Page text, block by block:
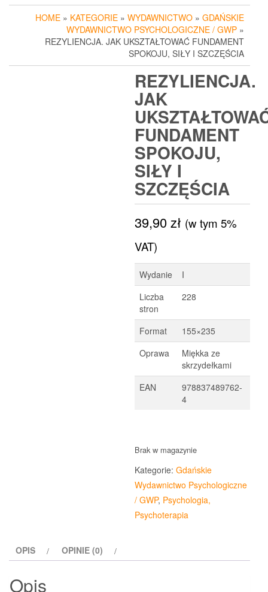
HOME » KATEGORIE » WYDAWNICTWO » GDAŃSKIE
WYDAWNICTWO PSYCHOLOGICZNE / GWP »
REZYLIENCJA. JAK UKSZTAŁTOWAĆ FUNDAMENT
SPOKOJU, SIŁY I SZCZĘŚCIA
REZYLIENCJA.
JAK
FUNDAMENT
SPOKOJU,
SIŁY I
SZCZĘŚCIA
39,90zł (w tym 5%
VAT)
Wydanie
I
Liczba
stron
228
Format
155×235
Oprawa
Miękka ze
skrzydełkami
EAN
978837489762-
4
Brak w magazynie
Kategorie: Gdańskie
Wydawnictwo Psychologiczne
/ GWP, Psychologia,
Psychoterapia
OPIS OPINIE (0)
Opis